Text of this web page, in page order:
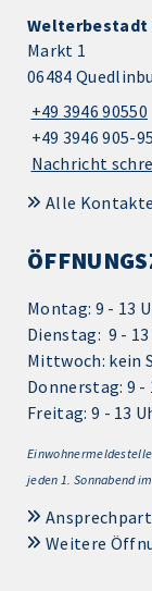
Welterbestadt
Markt 1
06484
+49 3946 90550
+49 3946 905-
Nachricht
Alle Kontakte
Montag: 9 - 13
Dienstag: 9 -
Mittwoch: kein
Donnerstag: 9 -
Freitag: 9 - 13
jeden 1. Sonnabend
Weitere